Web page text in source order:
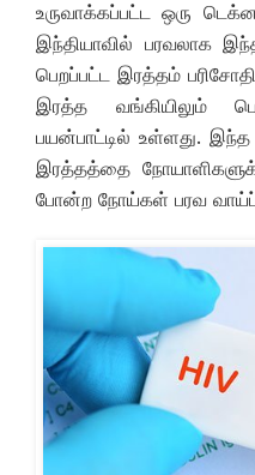
உருவாக்கப்பட்ட ஒரு
இந்தியாவில் பரவலாக
பெறப்பட்ட இரத்தம்
இரத்த வங்கியிலும்
பயன்பாட்டில் உள்ளது.
இரத்தத்தை
போன்ற நோய்கள் பரவ